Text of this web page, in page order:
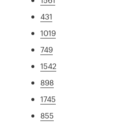
431
1019
749
1542
898
1745
855